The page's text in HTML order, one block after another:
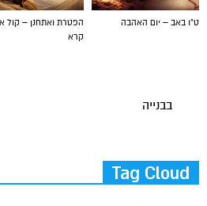
הפטרת ואתחנן – קול
קרא
ט"ו באב – יום האהבה
בבנייה
Tag Cloud